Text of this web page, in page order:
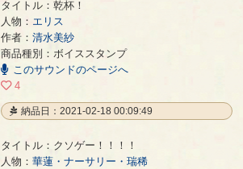
- 清水美紗
タイトル：乾杯！
人物： エリス
作者： 清水美紗
商品種別：ボイススタンプ
このサウンドのページへ
4
納品日：2021-02-18 00:09:49
タイトル：クソゲー！！！！
人物： 華蓮・ナーサリー・瑞稀